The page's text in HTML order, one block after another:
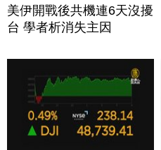
美伊開戰後共機連6天沒擾
台 學者析消失主因